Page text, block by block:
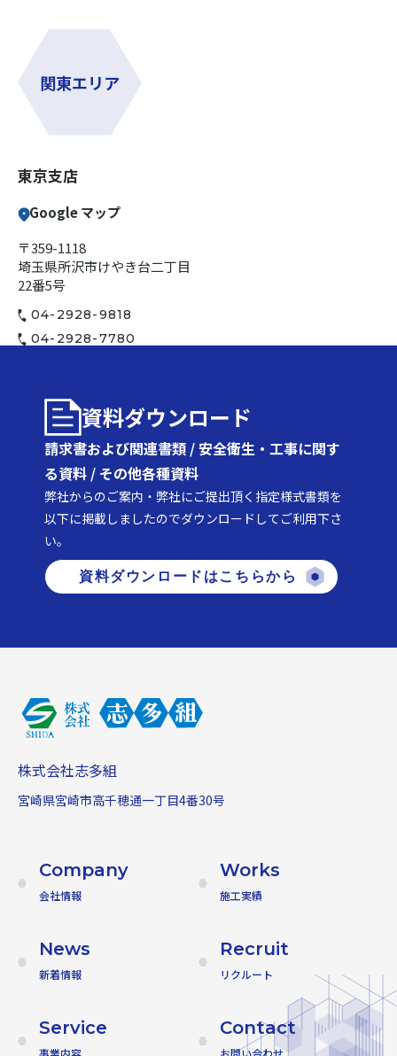
関東エリア
東京支店
Google マップ
〒359-1118
埼玉県所沢市けやき台二丁目
22番5号
04-2928-9818
04-2928-7780
資料ダウンロード
請求書および関連書類 / 安全衛生・工事に関す
る資料 / その他各種資料
弊社からのご案内・弊社にご提出頂く指定様式書類を
以下に掲載しましたのでダウンロードしてご利用下さ
い。
資料ダウンロードはこちらから
株式会社志多組
宮崎県宮崎市高千穂通一丁目4番30号
Company
会社情報
Works
施工実績
News
新着情報
Recruit
リクルート
Service
事業内容
Contact
お問い合わせ